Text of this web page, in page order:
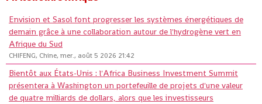
Envision et Sasol font progresser les systèmes énergétiques de
demain grâce à une collaboration autour de l'hydrogène vert en
Afrique du Sud
CHIFENG, Chine, mer., août 5 2026 21:42
Bientôt aux États-Unis : l'Africa Business Investment Summit
présentera à Washington un portefeuille de projets d'une valeur
de quatre milliards de dollars, alors que les investisseurs